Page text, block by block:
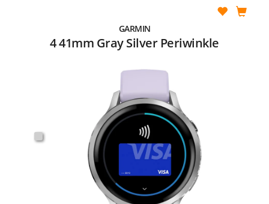
GARMIN
4 41mm Gray Silver Periwinkle